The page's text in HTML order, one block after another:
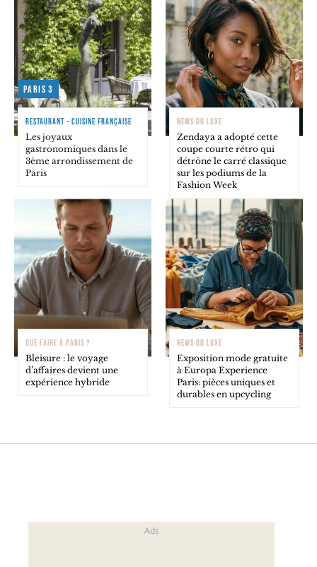
Paris 3
RESTAURANT - CUISINE FRANÇAISE
Les joyaux
gastronomiques dans le
3ème arrondissement de
Paris
NEWS DU LUXE
Zendaya a adopté cette
coupe courte rétro qui
détrône le carré classique
sur les podiums de la
Fashion Week
QUE FAIRE À PARIS ?
Bleisure : le voyage
d’affaires devient une
expérience hybride
NEWS DU LUXE
Exposition mode gratuite
à Europa Experience
Paris: pièces uniques et
durables en upcycling